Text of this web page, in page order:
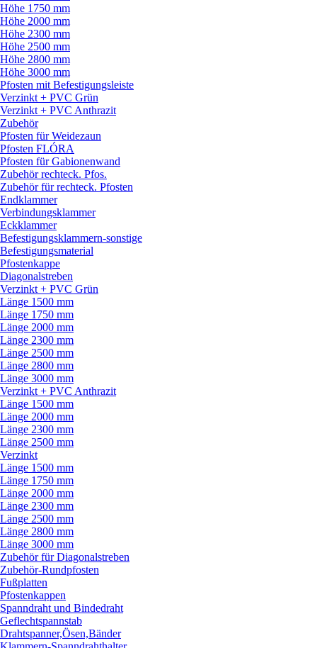
Höhe 1750 mm
Höhe 2000 mm
Höhe 2300 mm
Höhe 2500 mm
Höhe 2800 mm
Höhe 3000 mm
Pfosten mit Befestigungsleiste
Verzinkt + PVC Grün
Verzinkt + PVC Anthrazit
Zubehör
Pfosten für Weidezaun
Pfosten FLÓRA
Pfosten für Gabionenwand
Zubehör rechteck. Pfos.
Zubehör für rechteck. Pfosten
Endklammer
Verbindungsklammer
Eckklammer
Befestigungsklammern-sonstige
Befestigungsmaterial
Pfostenkappe
Diagonalstreben
Verzinkt + PVC Grün
Länge 1500 mm
Länge 1750 mm
Länge 2000 mm
Länge 2300 mm
Länge 2500 mm
Länge 2800 mm
Länge 3000 mm
Verzinkt + PVC Anthrazit
Länge 1500 mm
Länge 2000 mm
Länge 2300 mm
Länge 2500 mm
Verzinkt
Länge 1500 mm
Länge 1750 mm
Länge 2000 mm
Länge 2300 mm
Länge 2500 mm
Länge 2800 mm
Länge 3000 mm
Zubehör für Diagonalstreben
Zubehör-Rundpfosten
Fußplatten
Pfostenkappen
Spanndraht und Bindedraht
Geflechtspannstab
Drahtspanner,Ösen,Bänder